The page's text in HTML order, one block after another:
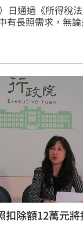
日通過《所得稅
有長照需求，無
綜合所得稅適用稅
扣除額12萬元將